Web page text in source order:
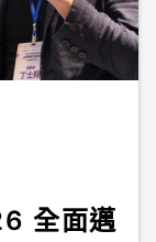
全面邁